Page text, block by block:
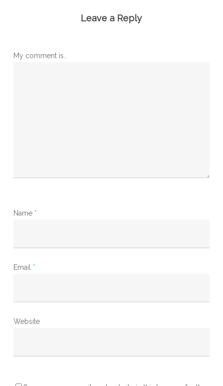
Leave a Reply
My comment is..
Name *
Email *
Website